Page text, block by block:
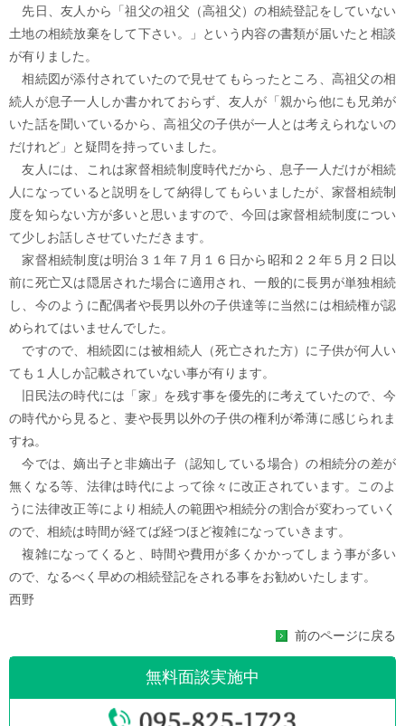
先日、友人から「祖父の祖父（高祖父）の相続登記をしていない
土地の相続放棄をして下さい。」という内容の書類が届いたと相談
が有りました。
相続図が添付されていたので見せてもらったところ、高祖父の相
続人が息子一人しか書かれておらず、友人が「親から他にも兄弟が
いた話を聞いているから、高祖父の子供が一人とは考えられないの
だけれど」と疑問を持っていました。
友人には、これは家督相続制度時代だから、息子一人だけが相続
人になっていると説明をして納得してもらいましたが、家督相続制
度を知らない方が多いと思いますので、今回は家督相続制度につい
て少しお話しさせていただきます。
家督相続制度は明治３１年７月１６日から昭和２２年５月２日以
前に死亡又は隠居された場合に適用され、一般的に長男が単独相続
し、今のように配偶者や長男以外の子供達等に当然には相続権が認
められてはいませんでした。
ですので、相続図には被相続人（死亡された方）に子供が何人い
ても１人しか記載されていない事が有ります。
旧民法の時代には「家」を残す事を優先的に考えていたので、今
の時代から見ると、妻や長男以外の子供の権利が希薄に感じられま
すね。
今では、嫡出子と非嫡出子（認知している場合）の相続分の差が
無くなる等、法律は時代によって徐々に改正されています。このよ
うに法律改正等により相続人の範囲や相続分の割合が変わっていく
ので、相続は時間が経てば経つほど複雑になっていきます。
複雑になってくると、時間や費用が多くかかってしまう事が多い
ので、なるべく早めの相続登記をされる事をお勧めいたします。
西野
前のページに戻る
無料面談実施中